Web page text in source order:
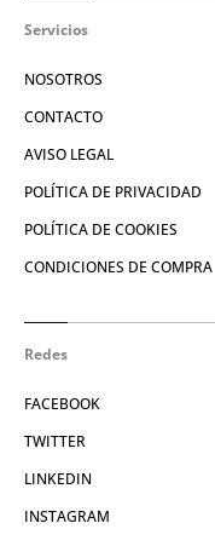
Servicios
NOSOTROS
CONTACTO
AVISO LEGAL
POLÍTICA DE PRIVACIDAD
POLÍTICA DE COOKIES
CONDICIONES DE COMPRA
Redes
FACEBOOK
TWITTER
LINKEDIN
INSTAGRAM